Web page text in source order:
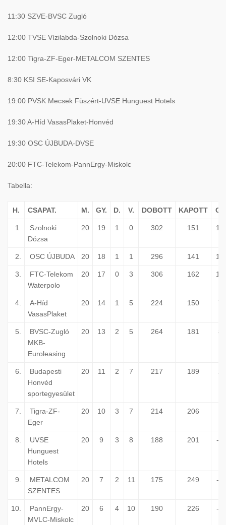
11:30 SZVE-BVSC Zugló
12:00 TVSE Vízilabda-Szolnoki Dózsa
12:00 Tigra-ZF-Eger-METALCOM SZENTES
8:30 KSI SE-Kaposvári VK
19:00 PVSK Mecsek Füszért-UVSE Hunguest Hotels
19:30 A-Híd VasasPlaket-Honvéd
19:30 OSC ÚJBUDA-DVSE
20:00 FTC-Telekom-PannErgy-Miskolc
Tabella:
H. CSAPAT. M. GY. D. V. DOBOTT KAPOTT
1.
Szolnoki
Dózsa
20 19 1 0 302 151
2. OSC ÚJBUDA 20 18 1 1 296 141
3.
FTC-Telekom
Waterpolo
20 17 0 3 306 162
4.
A-Híd
VasasPlaket
20 14 1 5 224 150 74
5.
BVSC-Zugló
MKB-
Euroleasing
20 13 2 5 264 181 83
6.
Budapesti
Honvéd
sportegyesület
20 11 2 7 217 189
7.
Tigra-ZF-
Eger
20 10 3 7 214 206
8.
UVSE
Hunguest
Hotels
20 9 3 8 188 201 -
9.
METALCOM
SZENTES
20 7 2 11 175 249 -
10.
PannErgy-
MVLC-Miskolc
20 6 4 10 190 226 -